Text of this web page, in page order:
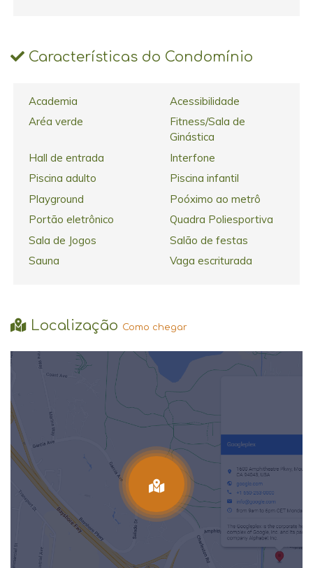
Características do Condomínio
Academia
Acessibilidade
Aréa verde
Fitness/Sala de
Ginástica
Hall de entrada
Interfone
Piscina adulto
Piscina infantil
Playground
Poóximo ao metrô
Portão eletrônico
Quadra Poliesportiva
Sala de Jogos
Salão de festas
Sauna
Vaga escriturada
Localização Como chegar